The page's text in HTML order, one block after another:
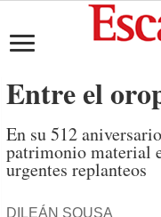
Entre el
En su 512
patrimonio material
urgentes replanteos
DILEÁN SOUSA